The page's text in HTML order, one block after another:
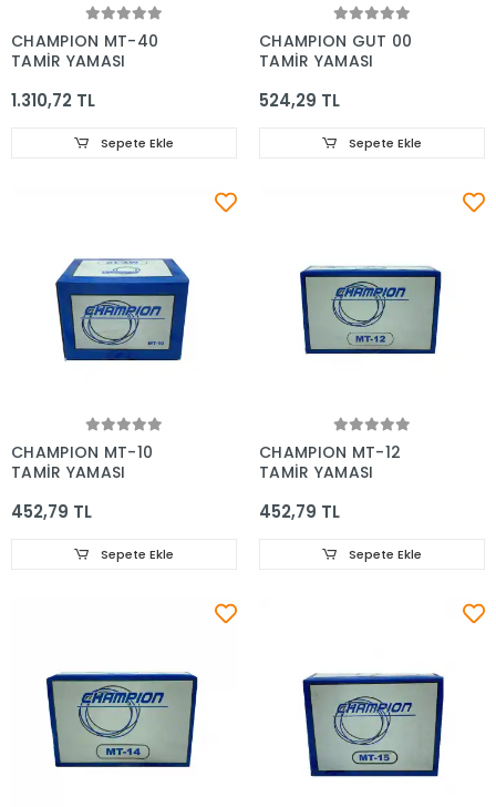
CHAMPION MT-40
TAMİR YAMASI
1.310,72 TL
Sepete Ekle
CHAMPION GUT 00
TAMİR YAMASI
524,29 TL
Sepete Ekle
CHAMPION MT-10
TAMİR YAMASI
452,79 TL
Sepete Ekle
CHAMPION MT-12
TAMİR YAMASI
452,79 TL
Sepete Ekle